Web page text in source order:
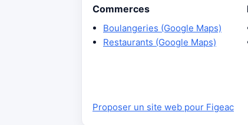
Commerces
Boulangeries (Google Maps)
Restaurants (Google Maps)
Proposer un site web pour Figeac